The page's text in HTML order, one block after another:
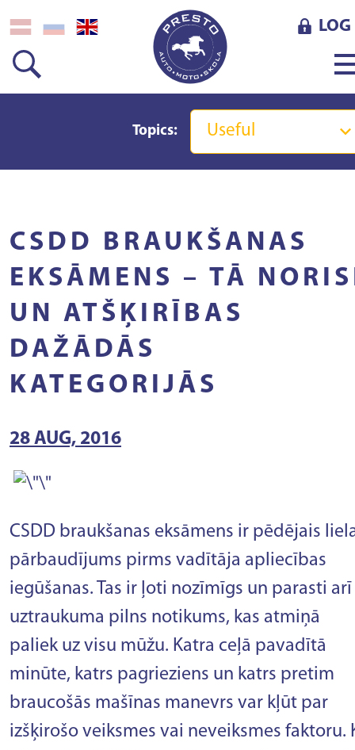
LOG
Topics: Useful
CSDD BRAUKŠANAS
EKSĀMENS – TĀ
UN ATŠĶIRĪBAS
DAŽĀDĀS
KATEGORIJĀS
28 AUG, 2016
CSDD braukšanas eksāmens ir pēdējais
pārbaudījums pirms vadītāja apliecības
iegūšanas. Tas ir ļoti nozīmīgs un parasti arī
uztraukuma pilns notikums, kas atmiņā
paliek uz visu mūžu. Katra ceļā pavadītā
minūte, katrs pagrieziens un katrs pretim
braucošās mašīnas manevrs var kļūt par
izšķirošo veiksmes vai neveiksmes faktoru.